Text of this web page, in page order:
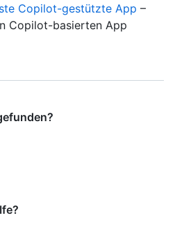
Copilot-gestützte App –
Copilot-basierten App